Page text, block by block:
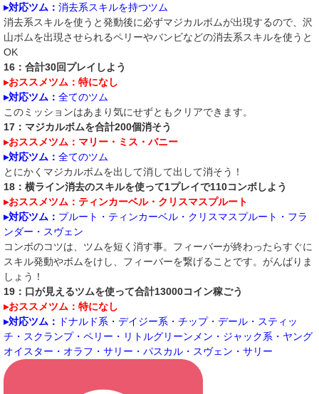
▸対応ツム： 消去系スキルを持つツム
消去系スキルを使うと発動後に必ずマジカルボムが出現するので、沢
山ボムを出現させられるペリーやバンビなどの消去系スキルを使うと
OK
16：合計30回プレイしよう
▸おススメツム：特になし
▸対応ツム： 全てのツム
このミッションはあまり気にせずともクリアできます。
17：マジカルボムを合計200個消そう
▸おススメツム：マリー・ミス・バニー
▸対応ツム： 全てのツム
とにかくマジカルボムを出して消して出して消そう！
18：横ライン消去のスキルを使って1プレイで110コンボしよう
▸おススメツム：ティンカーベル・クリスマスプルート
▸対応ツム： プルート・ティンカーベル・クリスマスプルート・フラ
ンダー・スヴェン
コンボのコツは、ツムを短く消す事。フィーバーが終わったらすぐに
スキル発動やボムをけし、フィーバーを繋げることです。がんばりま
しょう！
19：口が見えるツムを使って合計13000コイン稼ごう
▸おススメツム：特になし
▸対応ツム：
ドナルド系・デイジー系・チップ・デール・スティッ
チ・スクランプ・ペリー・リトルグリーンメン・ジャック系・ヤング
オイスター・オラフ・サリー・パスカル・スヴェン・サリー